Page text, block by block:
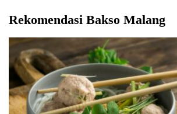
Rekomendasi Bakso Malang